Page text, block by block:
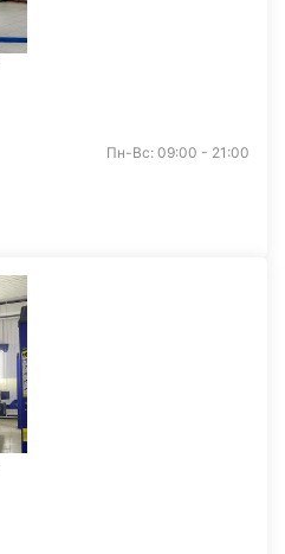
Пн-Вс: 09:00 - 21:00